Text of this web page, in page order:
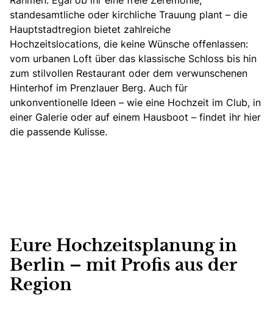
standesamtliche oder kirchliche Trauung plant – die
Hauptstadtregion bietet zahlreiche
Hochzeitslocations, die keine Wünsche offenlassen:
vom urbanen Loft über das klassische Schloss bis hin
zum stilvollen Restaurant oder dem verwunschenen
Hinterhof im Prenzlauer Berg. Auch für
unkonventionelle Ideen – wie eine Hochzeit im Club, in
einer Galerie oder auf einem Hausboot – findet ihr hier
die passende Kulisse.
Eure Hochzeitsplanung in
Berlin – mit Profis aus der
Region